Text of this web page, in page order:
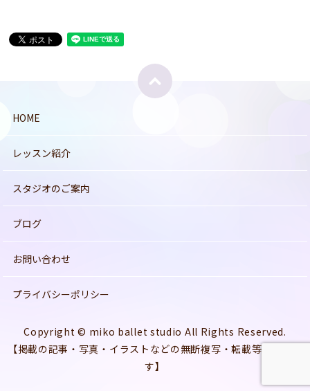
HOME
レッスン紹介
スタジオのご案内
ブログ
お問い合わせ
プライバシーポリシー
Copyright © miko ballet studio All Rights Reserved.
【掲載の記事・写真・イラストなどの無断複写・転載等を禁じま
す】